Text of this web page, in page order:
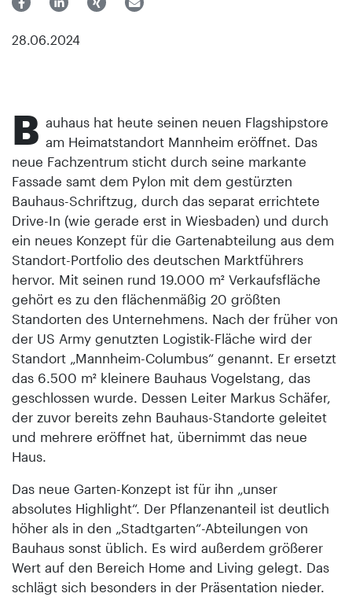
28.06.2024
B auhaus hat heute seinen neuen Flagshipstore
am Heimatstandort Mannheim eröffnet. Das
neue Fachzentrum sticht durch seine markante
Fassade samt dem Pylon mit dem gestürzten
Bauhaus-Schriftzug, durch das separat errichtete
Drive-In (wie gerade erst in Wiesbaden) und durch
ein neues Konzept für die Gartenabteilung aus dem
Standort-Portfolio des deutschen Marktführers
hervor. Mit seinen rund 19.000 m² Verkaufsfläche
gehört es zu den flächenmäßig 20 größten
Standorten des Unternehmens. Nach der früher von
der US Army genutzten Logistik-Fläche wird der
Standort „Mannheim-Columbus“ genannt. Er ersetzt
das 6.500 m² kleinere Bauhaus Vogelstang, das
geschlossen wurde. Dessen Leiter Markus Schäfer,
der zuvor bereits zehn Bauhaus-Standorte geleitet
und mehrere eröffnet hat, übernimmt das neue
Haus.
Das neue Garten-Konzept ist für ihn „unser
absolutes Highlight“. Der Pflanzenanteil ist deutlich
höher als in den „Stadtgarten“-Abteilungen von
Bauhaus sonst üblich. Es wird außerdem größerer
Wert auf den Bereich Home and Living gelegt. Das
schlägt sich besonders in der Präsentation nieder.